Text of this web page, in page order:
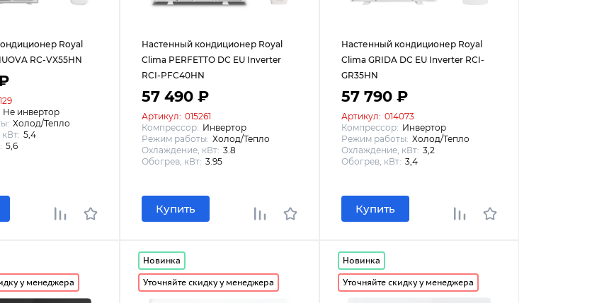
Royal
RC-VX55HN
Не инвертор
Холод/Тепло
5,4
5,6
Настенный кондиционер Royal
Clima PERFETTO DC EU Inverter
RCI-PFC40HN
57 490 ₽
Артикул: 015261
Компрессор: Инвертор
Режим работы: Холод/Тепло
Охлаждение, кВт: 3.8
Обогрев, кВт: 3.95
Купить
Настенный кондиционер Royal
Clima GRIDA DC EU Inverter RCI-
GR35HN
57 790 ₽
Артикул: 014073
Компрессор: Инвертор
Режим работы: Холод/Тепло
Охлаждение, кВт: 3,2
Обогрев, кВт: 3,4
Купить
у менеджера
Новинка
Уточняйте скидку у менеджера
Новинка
Уточняйте скидку у менеджера